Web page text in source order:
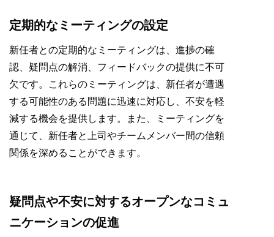
定期的なミーティングの設定
新任者との定期的なミーティングは、進捗の確
認、疑問点の解消、フィードバックの提供に不可
欠です。これらのミーティングは、新任者が遭遇
する可能性のある問題に迅速に対応し、不安を軽
減する機会を提供します。また、ミーティングを
通じて、新任者と上司やチームメンバー間の信頼
関係を深めることができます。
疑問点や不安に対するオープンなコミュ
ニケーションの促進